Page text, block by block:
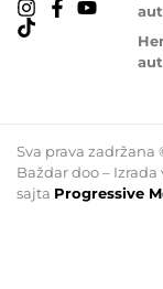
Sva prava zadržana
Baždar doo – Izrada
sajta Progressive